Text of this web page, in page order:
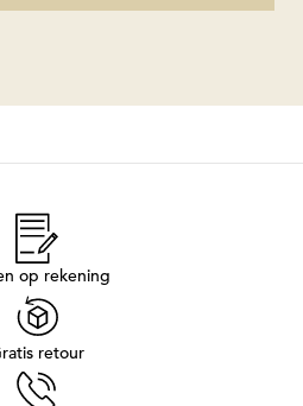
op rekening
retour